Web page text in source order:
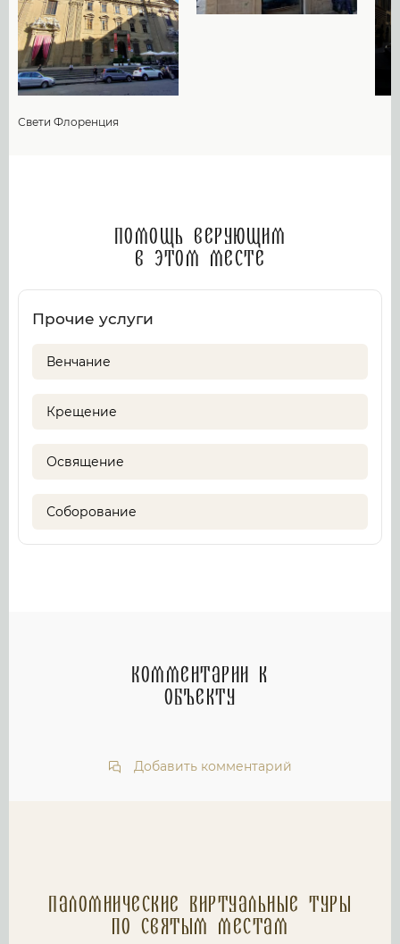
Свети Флоренция
Помощь верующим
в этом месте
Прочие услуги
Венчание
Крещение
Освящение
Соборование
Комментарии к
объекту
Добавить комментарий
Паломнические Виртуальные туры
по святым местам